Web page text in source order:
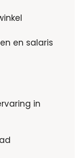
en salaris
in